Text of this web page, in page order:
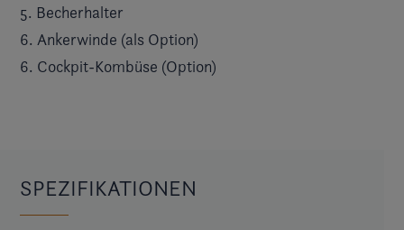
5. Becherhalter
6. Ankerwinde (als Option)
6. Cockpit-Kombüse (Option)
SPEZIFIKATIONEN